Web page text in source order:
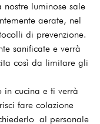
nostre luminose sale
aerate, nel
di prevenzione.
sanificate e verrà
così da limitare gli
in cucina e ti verrà
fare colazione
al personale